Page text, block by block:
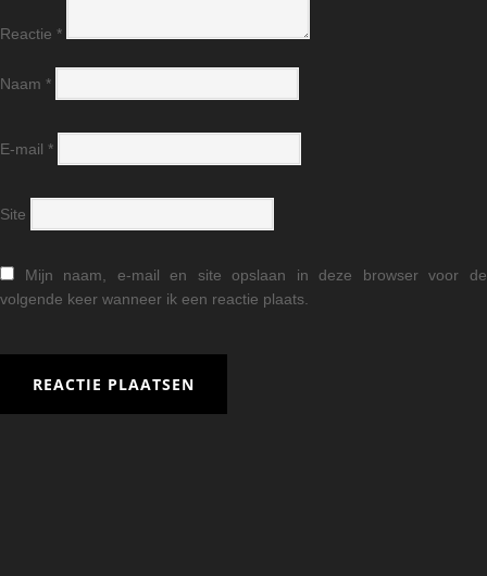
Reactie *
Naam *
E-mail *
Site
Mijn naam, e-mail en site opslaan in deze browser voor de
volgende keer wanneer ik een reactie plaats.